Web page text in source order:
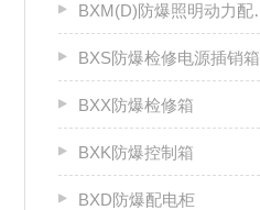
BXM(D)防爆照明动力配电箱
BXS防爆检修电源插销箱
BXX防爆检修箱
BXK防爆控制箱
BXD防爆配电柜